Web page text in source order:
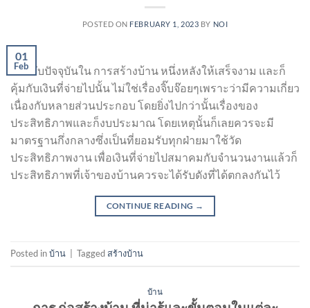
POSTED ON FEBRUARY 1, 2023 BY NOI
01
Feb
สำหรับปัจจุบันใน การสร้างบ้าน หนึ่งหลังให้เสร็จงาม และก็
คุ้มกับเงินที่จ่ายไปนั้น ไม่ใช่เรื่องจิ๊บจ๊อยๆเพราะว่ามีความเกี่ยว
เนื่องกับหลายส่วนประกอบ โดยยิ่งไปกว่านั้นเรื่องของ
ประสิทธิภาพและก็งบประมาณ โดยเหตุนั้นก็เลยควรจะมี
มาตรฐานกึ่งกลางซึ่งเป็นที่ยอมรับทุกฝ่ายมาใช้วัด
ประสิทธิภาพงาน เพื่อเงินที่จ่ายไปสมาคมกับจำนวนงานแล้วก็
ประสิทธิภาพที่เจ้าของบ้านควรจะได้รับดังที่ได้ตกลงกันไว้
CONTINUE READING →
Posted inบ้าน Tagged สร้างบ้าน
บ้าน